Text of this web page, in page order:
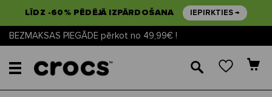
LĪDZ -60% PĒDĒJĀ IZPĀRDOŠANA IEPIRKTIES →
BEZMAKSAS PIEGĀDE pērkot no 49,99€ !
🔎